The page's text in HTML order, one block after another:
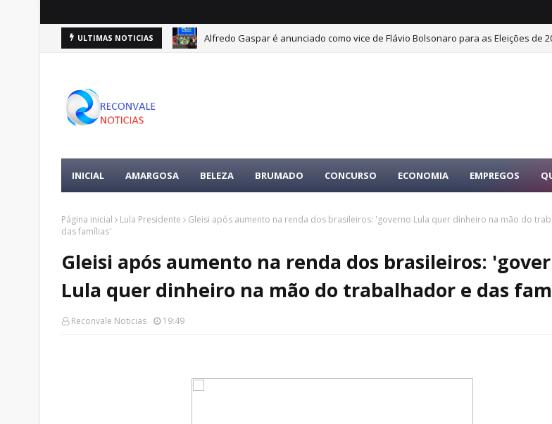
ULTIMAS NOTICIAS Alfredo Gaspar é anunciado como vice de Flávio Bolsonaro para as Eleições de
INICIAL AMARGOSA BELEZA BRUMADO CONCURSO ECONOMIA EMPREGOS
Página inicial Lula Presidente
Gleisi após aumento na renda dos brasileiros: 'governo Lula quer dinheiro na mão do
das famílias'
Gleisi após aumento na renda dos brasileiros:
Lula quer dinheiro na mão do trabalhador e das
Reconvale Noticias 19:49